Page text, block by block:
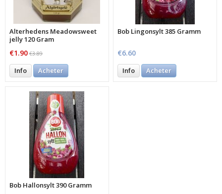
Alterhedens Meadowsweet
jelly 120 Gram
€1.90 €3.89
Info Acheter
Bob Lingonsylt 385 Gramm
€6.60
Info Acheter
Bob Hallonsylt 390 Gramm